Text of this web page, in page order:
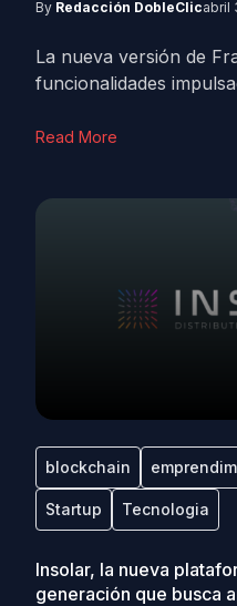
By Redacción DobleClicabril
La nueva versión de
funcionalidades
Read More
blockchain
Startup Tecnologia
Insolar, la nueva
generación que busca